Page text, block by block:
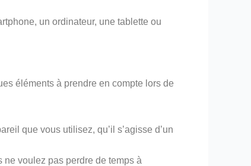
un ordinateur, une tablette ou
éléments à prendre en compte lors de
que vous utilisez, qu’il s’agisse d’un
voulez pas perdre de temps à